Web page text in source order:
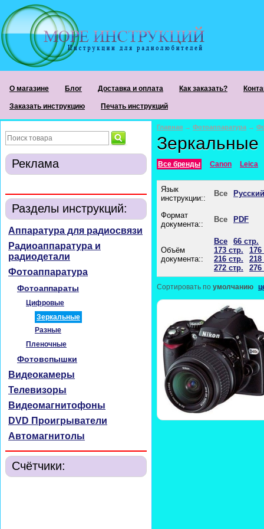
О магазине Блог Доставка и оплата Как заказать?
Заказать инструкцию Печать инструкций
Реклама
Разделы инструкций:
Аппаратура для радиосвязи
Радиоаппаратура и
радиодетали
Фотоаппаратура
Фотоаппараты
Цифровые
Зеркальные
Разные
Пленочные
Фотовспышки
Видеокамеры
Телевизоры
Видеомагнитофоны
DVD Проигрыватели
Автомагнитолы
Счётчики:
Главная → Фотоаппаратура →
Зеркальные
Все бренды Canon Leica
Язык
инструкции::
Все Русский
Формат
документа::
Все PDF
Объём
документа::
Все
66 стр.
173 стр.
176
216 стр.
218
272 стр.
276
Сортировать по умолчанию